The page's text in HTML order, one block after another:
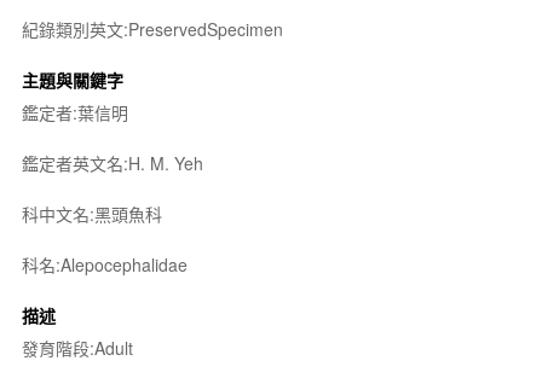
紀錄類別英文:PreservedSpecimen
主題與關鍵字
鑑定者:葉信明
鑑定者英文名:H. M. Yeh
科中文名:黑頭魚科
科名:Alepocephalidae
描述
發育階段:Adult